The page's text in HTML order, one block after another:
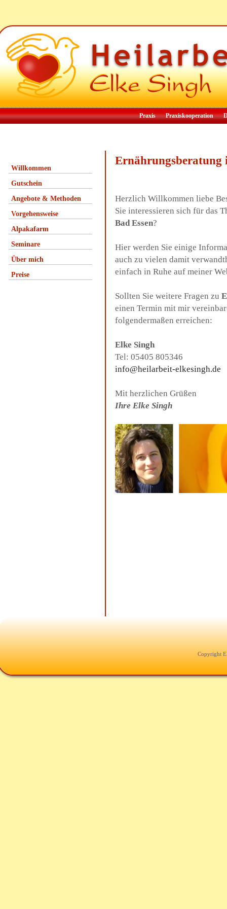
Praxis Praxiskooperation
Willkommen
Gutschein
Angebote & Methoden
Vorgehensweise
Alpakafarm
Seminare
Über mich
Preise
Ernährungsberatung
Herzlich Willkommen liebe
Sie interessieren sich für das
Bad Essen?
Hier werden Sie einige
auch zu vielen damit
einfach in Ruhe auf meiner
Sollten Sie weitere Fragen zu
einen Termin mit mir
folgendermaßen erreichen:
Elke Singh
Tel: 05405 805346
info@heilarbeit-elkesingh.de
Mit herzlichen Grüßen
Ihre Elke Singh
Copyright